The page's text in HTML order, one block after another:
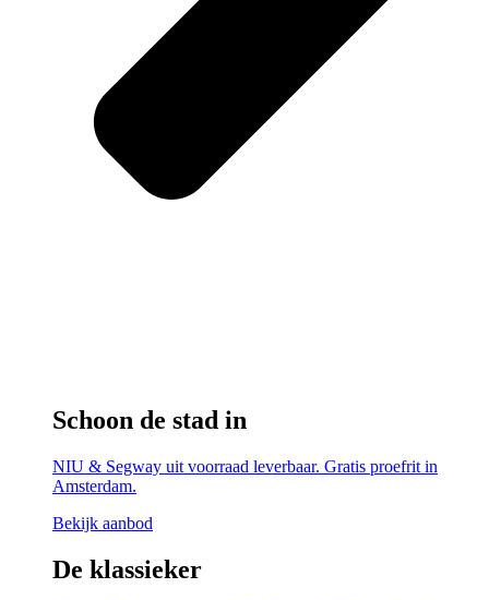
Schoon de stad in
NIU & Segway uit voorraad leverbaar. Gratis proefrit in
Amsterdam.
Bekijk aanbod
De klassieker